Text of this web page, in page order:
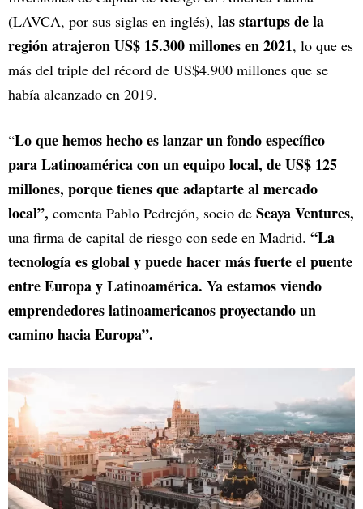
(LAVCA, por sus siglas en inglés), las startups de la
región atrajeron US$ 15.300 millones en 2021, lo que es
más del triple del récord de US$4.900 millones que se
había alcanzado en 2019.
“Lo que hemos hecho es lanzar un fondo específico
para Latinoamérica con un equipo local, de US$ 125
millones, porque tienes que adaptarte al mercado
local”, comenta Pablo Pedrejón, socio de Seaya Ventures,
una firma de capital de riesgo con sede en Madrid. “La
tecnología es global y puede hacer más fuerte el puente
entre Europa y Latinoamérica. Ya estamos viendo
emprendedores latinoamericanos proyectando un
camino hacia Europa”.